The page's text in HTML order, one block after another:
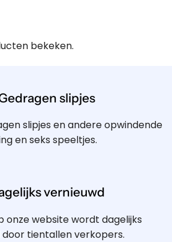
bekeken.
slipjes
slipjes en andere opwindende
en seks speeltjes.
vernieuwd
onze website wordt dagelijks
tientallen verkopers.